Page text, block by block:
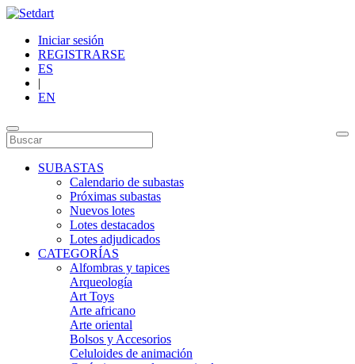
Iniciar sesión
REGISTRARSE
ES
|
EN
SUBASTAS
Calendario de subastas
Próximas subastas
Nuevos lotes
Lotes destacados
Lotes adjudicados
CATEGORÍAS
Alfombras y tapices
Arqueología
Art Toys
Arte africano
Arte oriental
Bolsos y Accesorios
Celuloides de animación